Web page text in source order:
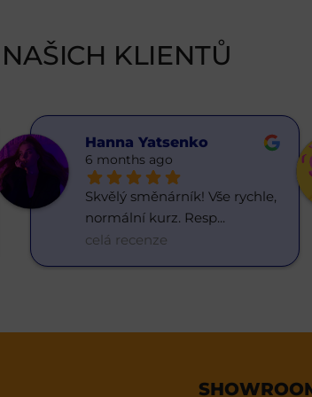
KLIENTŮ
Hanna Yatsenko
6 months ago
Skvělý směnárník! Vše rychle,
normální kurz. Resp...
celá recenze